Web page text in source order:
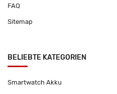
FAQ
Sitemap
BELIEBTE KATEGORIEN
Smartwatch Akku